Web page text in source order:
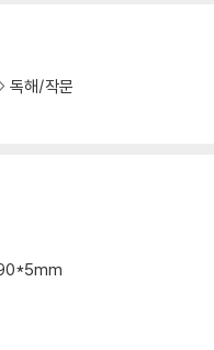
(CSR)
독해/작문